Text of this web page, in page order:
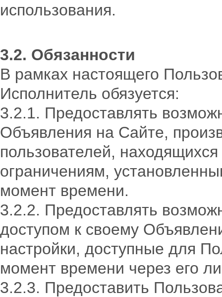
использования.
3.2. Обязанности
В рамках настоящего
Исполнитель обязуется:
3.2.1. Предоставлять
Объявления на Сайте,
пользователей,
ограничениям,
момент времени.
3.2.2. Предоставлять
доступом к своему
настройки, доступные для
момент времени через его
3.2.3. Предоставить